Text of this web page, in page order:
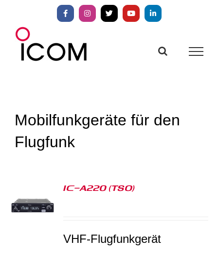
springen
FacebookInstagram
X YouTubeLinkedIn
Mobilfunkgeräte für den
Flugfunk
IC-A220 (TSO)
VHF-Flugfunkgerät